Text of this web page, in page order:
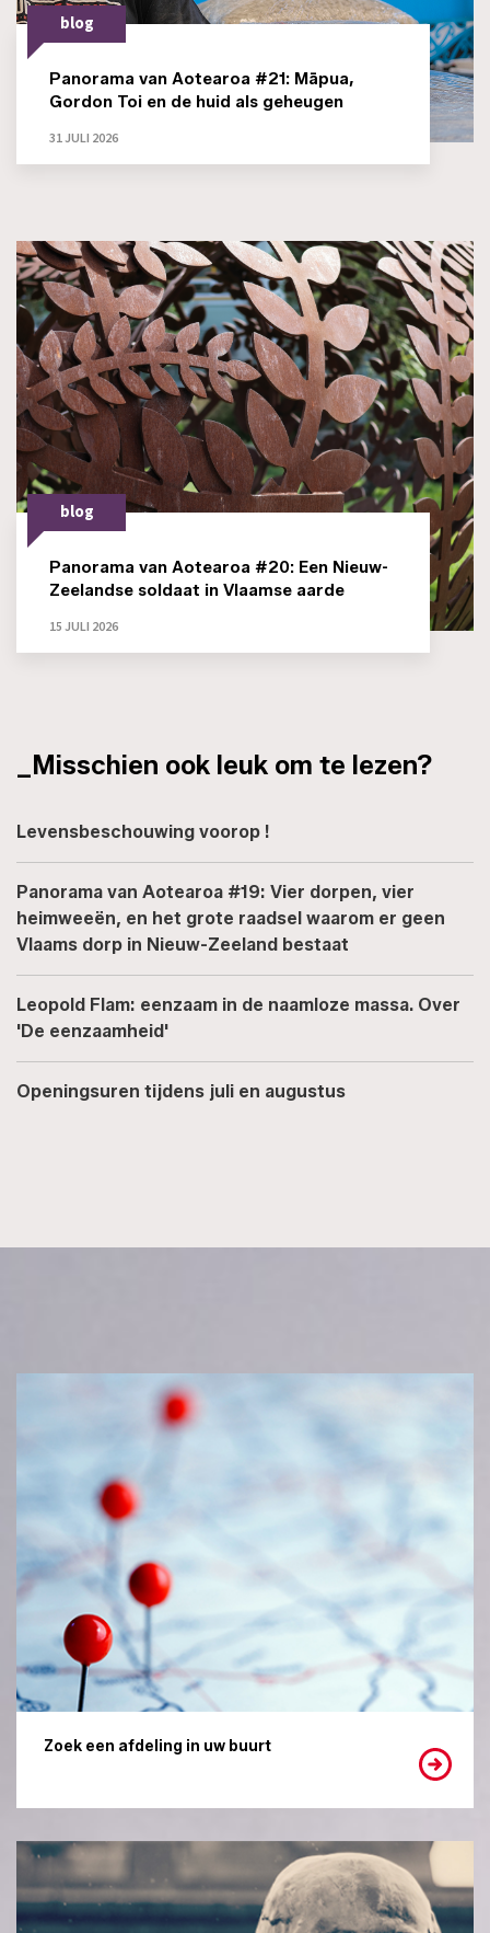
blog
Panorama van Aotearoa #21: Māpua,
Gordon Toi en de huid als geheugen
31 JULI 2026
blog
Panorama van Aotearoa #20: Een Nieuw-
Zeelandse soldaat in Vlaamse aarde
15 JULI 2026
_Misschien ook leuk om te lezen?
Levensbeschouwing voorop !
Panorama van Aotearoa #19: Vier dorpen, vier
heimweeën, en het grote raadsel waarom er geen
Vlaams dorp in Nieuw-Zeeland bestaat
Leopold Flam: eenzaam in de naamloze massa. Over
'De eenzaamheid'
Openingsuren tijdens juli en augustus
Zoek een afdeling in uw buurt